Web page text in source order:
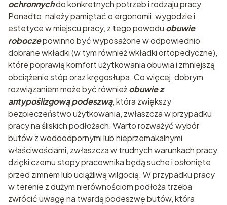
ochronnychdo konkretnych potrzeb i rodzaju pracy.
Ponadto, należy pamiętać o ergonomii, wygodzie i
estetyce w miejscu pracy, z tego powodu obuwie
roboczepowinno być wyposażone w odpowiednio
dobrane wkładki (w tym również wkładki ortopedyczne),
które poprawią komfort użytkowania obuwia i zmniejszą
obciążenie stóp oraz kręgosłupa. Co więcej, dobrym
rozwiązaniem może być równieżobuwie z
antypoślizgową podeszwą, która zwiększy
bezpieczeństwo użytkowania, zwłaszcza w przypadku
pracy na śliskich podłożach. Warto rozważyć wybór
butów z wodoodpornymi lub nieprzemakalnymi
właściwościami, zwłaszcza w trudnych warunkach pracy,
dzięki czemu stopy pracownika będą suche i osłonięte
przed zimnem lub uciążliwą wilgocią. W przypadku pracy
w terenie z dużym nierównościom podłoża trzeba
zwrócić uwagę na twardą podeszwę butów, która